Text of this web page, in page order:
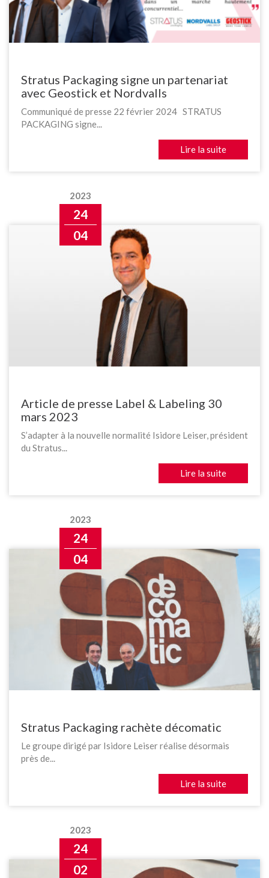
Stratus Packaging signe un partenariat
avec Geostick et Nordvalls
Communiqué de presse 22 février 2024 STRATUS
PACKAGING signe...
Lire la suite
2023
24
04
Article de presse Label & Labeling 30
mars 2023
S’adapter à la nouvelle normalité Isidore Leiser, président
du Stratus...
Lire la suite
2023
24
04
Stratus Packaging rachète décomatic
Le groupe dirigé par Isidore Leiser réalise désormais
près de...
Lire la suite
2023
24
02